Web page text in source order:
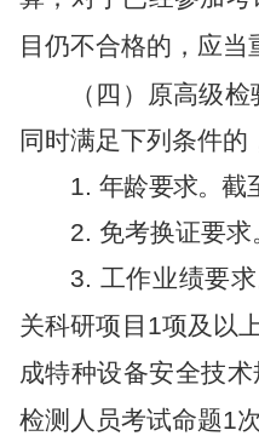
目仍不合格的，应当
（ 四 ）原高级检
同时满足下列条件的
1.年龄要求。截
2. 免考换证要求
3. 工作业绩要求
关科研项目 1项及以
成特种设备安全技
检测人员考试命题1